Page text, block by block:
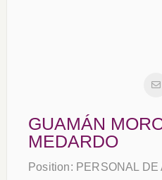
GUAMÁN
MEDARDO
Position: PERSONAL